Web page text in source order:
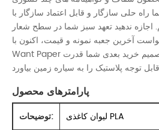
راه حلی سازگار و قابل اعتماد سازگار با
ندهید تعهد سبز شما در سطح شعار
آخرین جعبه نمونه و قیمت، اکنون با
Want Paper تماس بگیرید و اجازه دهید تصمیم خرید بعدی شما قدرت
پارامترهای محصول
توضیحات: لیوان کاغذی PLA